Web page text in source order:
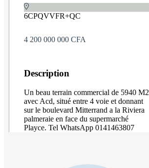
6CPQVVFR+QC
4 200 000 000 CFA
Description
Un beau terrain commercial de 5940 M2
avec Acd, situé entre 4 voie et donnant
sur le boulevard Mitterrand a la Riviera
palmeraie en face du supermarché
Playce. Tel WhatsApp 0141463807